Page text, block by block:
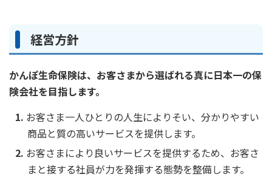
マイページでできること
新規登録
ログイン
ご契約内容の確認
お客さまに関する情報等の確認の取り組み
保険の探し方のポイント
これからのライフイベントでかかる費用とは？
お金
ライフプラン
健康情報
会社概要
株主・投資家のみなさまへ
日本郵政グループとしての取り組み
採用情報
CM・オウンドメディア／ソーシャルメディア
株主・投資家のみなさまへ
採用情報
English
経営方針
かんぽ生命保険は、お客さまから選ばれる真に日本一の保
険会社を目指します。
お客さま一人ひとりの人生によりそい、分かりやすい
商品と質の高いサービスを提供します。
お客さまにより良いサービスを提供するため、お客さ
まと接する社員が力を発揮する態勢を整備します。